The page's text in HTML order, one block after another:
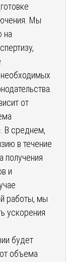
Мы
на
от
В среднем,
в течение
получения
и
работы, мы
ускорения
будет
объема